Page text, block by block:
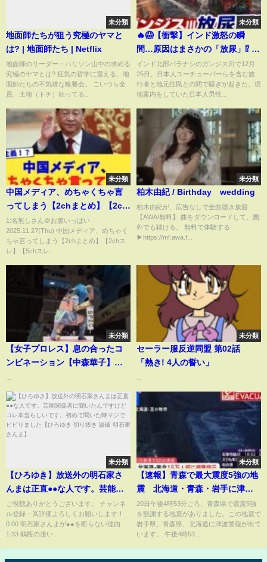
未分類
地面師たちが狙う究極のヤマと
は? | 地面師たち | Netflix
地面師のリーダー・ハリソン山中の求める
究極のヤマとは? 狂気の哲学に震える、地
面師たちの不気味な晩餐会。 こいつら全
員、土地（トチ）狂ってる...
未分類
🔥😱【衝撃】インド激怒の瞬
間…原因はまさかの「放尿」⁉️ ガ
ンジス川で日本人に何が起きた
のか🇮🇳💥
インド北部バラナシのガンジス川で12月
25日、日本人ユーチューバーらを含む旅
行者と地元住民との間で騒ぎが起きた。現
地案内をしていた日本人男性...
未分類
中国メディア、めちゃくちゃ言
ってしまう【2chまとめ】【2ch
スレ】【5chスレ】
1:名無しさん＠お腹いっぱい
2025.11.27(Thu) 中国メディア、めちゃく
ちゃ言ってしまう【2chまとめ】【2chス
レ】【5chスレ...
未分類
柏木由紀 / Birthday wedding
柏木由紀が、広告なしで全曲聴き放題
【AWA/無料】 曲をダウンロードして、圏
外でも聴ける。 無料で体験する
▶https://mf.awa.f...
未分類
【女子プロレス】息の合ったコ
ンビネーション【中森華子】
【世羅りさ】【ワールド女子プ
ロレス・DIANA】【玉川ボー
ル】#shorts
未分類
セーラー服反逆同盟 第02話
「熱き! 4人の誓い」
未分類
【ひろゆき】放送外の明石家さ
んまは正直●●な人です。芸能関
係者に聞いたんですけどコレ本
当らしいです。初めて聞いた時
マジでビビりました【ひろゆき
ご視聴ありがとうございます。 チャンネ
ル登録・高評価よろしくお願いします！
0:00 明石家さんまが●●を断らない理由
1:33 鶴瓶の凄い...
未分類
【速報】青森で最大震度5強の地
震 北海道・青森・岩手に津波
警報 震源は三陸沖・深さ10キ
ロ・推定M7.5 階上町で震度5
強、八戸市などで5弱｜
20日午後4時53分ごろ、青森県で震度5強
を観測する地震がありました。この地震で
岩手県、青森県、北海道に津波警報が出て
います。 午後4時53...